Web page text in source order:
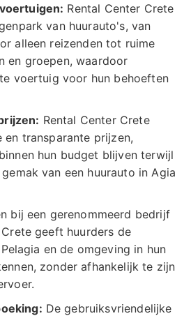
Rental Center Crete
van huurauto's, van
alleen reizenden tot ruime
en groepen, waardoor
voertuig voor hun behoeften
Rental Center Crete
transparante prijzen,
hun budget blijven terwijl
van een huurauto in Agia
bij een gerenommeerd bedrijf
geeft huurders de
en de omgeving in hun
zonder afhankelijk te zijn
De gebruiksvriendelijke